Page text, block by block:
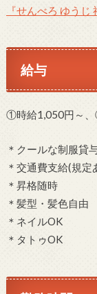
『せんべろ ゆう
給与
①時給1,050円～
＊クールな制服貸
＊交通費支給(規定
＊昇格随時
＊髪型・髪色自由
＊ネイルOK
＊タトゥOK